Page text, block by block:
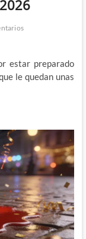
estar preparado
le quedan unas